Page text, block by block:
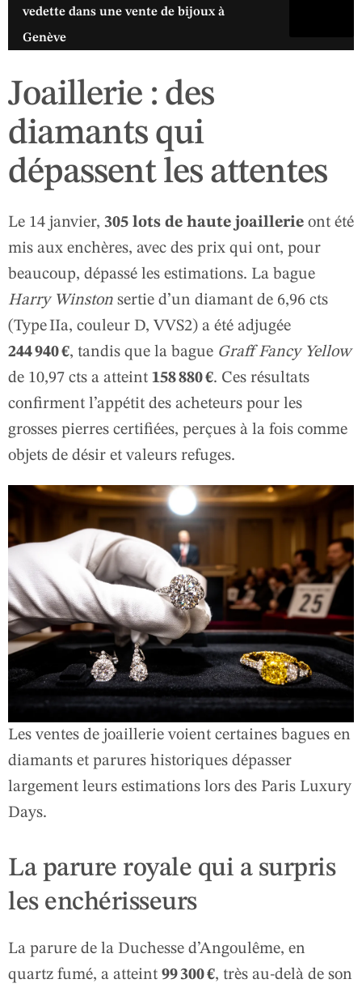
vedette dans une vente de bijoux à
Genève
Joaillerie : des
diamants qui
dépassent les attentes
Le 14 janvier, 305 lots de haute joaillerie ont été
mis aux enchères, avec des prix qui ont, pour
beaucoup, dépassé les estimations. La bague
Harry Winston sertie d’un diamant de 6,96 cts
(Type IIa, couleur D, VVS2) a été adjugée
244 940 €, tandis que la bague Graff Fancy Yellow
de 10,97 cts a atteint 158 880 €. Ces résultats
confirment l’appétit des acheteurs pour les
grosses pierres certifiées, perçues à la fois comme
objets de désir et valeurs refuges.
Les ventes de joaillerie voient certaines bagues en
diamants et parures historiques dépasser
largement leurs estimations lors des Paris Luxury
Days.
La parure royale qui a surpris
les enchérisseurs
La parure de la Duchesse d’Angoulême, en
quartz fumé, a atteint 99 300 €, très au‑delà de son